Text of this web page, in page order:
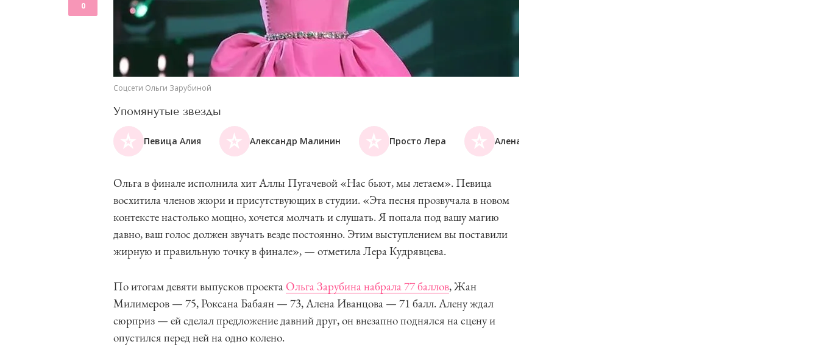
0
Соцсети Ольги Зарубиной
Упомянутые звезды
Певица Алия Александр Малинин Просто Лера Алена Иванцова
Ольга в финале исполнила хит Аллы Пугачевой «Нас бьют, мы летаем». Певица
восхитила членов жюри и присутствующих в студии. «Эта песня прозвучала в новом
контексте настолько мощно, хочется молчать и слушать. Я попала под вашу магию
давно, ваш голос должен звучать везде постоянно. Этим выступлением вы поставили
жирную и правильную точку в финале», — отметила Лера Кудрявцева.
По итогам девяти выпусков проекта Ольга Зарубина набрала 77 баллов, Жан
Милимеров — 75, Роксана Бабаян — 73, Алена Иванцова — 71 балл. Алену ждал
сюрприз — ей сделал предложение давний друг, он внезапно поднялся на сцену и
опустился перед ней на одно колено.